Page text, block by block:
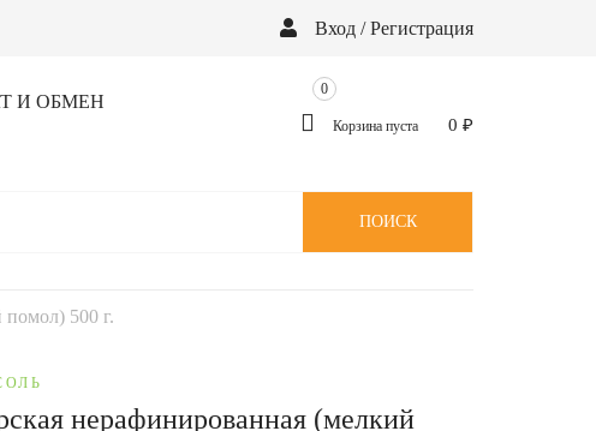
Вход / Регистрация
И ОБМЕН
Корзина пуста
0
0 ₽
ПОИСК
500 г.
нерафинированная (мелкий